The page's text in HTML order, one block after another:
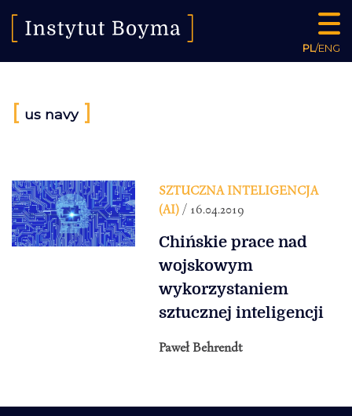
PL/ENG
[ us navy]
SZTUCZNA INTELIGENCJA
(AI)/ 16.04.2019
Chińskie prace nad
wojskowym
wykorzystaniem
sztucznej inteligencji
Paweł Behrendt